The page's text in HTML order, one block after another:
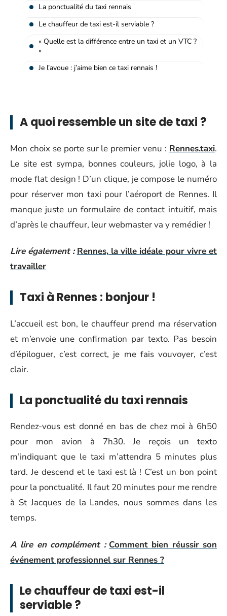
La ponctualité du taxi rennais
Le chauffeur de taxi est-il serviable ?
« Quelle est la différence entre un taxi et un VTC ?
»
Je l’avoue : j’aime bien ce taxi rennais !
A quoi ressemble un site de taxi ?
Mon choix se porte sur le premier venu : Rennes.taxi.
Le site est sympa, bonnes couleurs, jolie logo, à la
mode flat design ! D’un clique, je compose le numéro
pour réserver mon taxi pour l’aéroport de Rennes. Il
manque juste un formulaire de contact intuitif, mais
d’après le chauffeur, leur webmaster va y remédier !
Lire également : Rennes, la ville idéale pour vivre et
travailler
Taxi à Rennes : bonjour !
L’accueil est bon, le chauffeur prend ma réservation
et m’envoie une confirmation par texto. Pas besoin
d’épiloguer, c’est correct, je me fais vouvoyer, c’est
clair.
La ponctualité du taxi rennais
Rendez-vous est donné en bas de chez moi à 6h50
pour mon avion à 7h30. Je reçois un texto
m’indiquant que le taxi m’attendra 5 minutes plus
tard. Je descend et le taxi est là ! C’est un bon point
pour la ponctualité. Il faut 20 minutes pour me rendre
à St Jacques de la Landes, nous sommes dans les
temps.
A lire en complément : Comment bien réussir son
événement professionnel sur Rennes ?
Le chauffeur de taxi est-il
serviable ?